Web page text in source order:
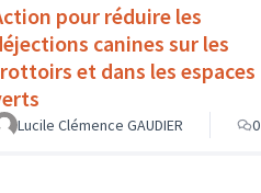
pour réduire les
canines sur les
et dans les espaces
Lucile Clémence GAUDIER 0